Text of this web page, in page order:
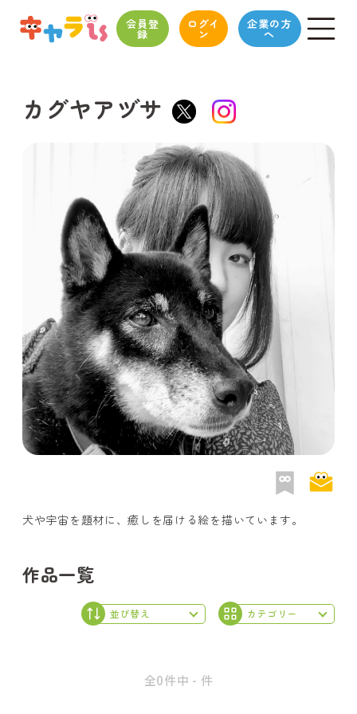
会員登
録
ログイ
ン
企業の方
へ
カグヤアヅサ
犬や宇宙を題材に、癒しを届ける絵を描いています。
作品一覧
全0件中 - 件